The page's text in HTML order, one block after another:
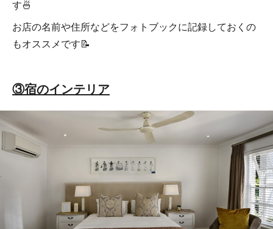
す🍜
お店の名前や住所などをフォトブックに記録しておくの
もオススメです📝
③宿のインテリア